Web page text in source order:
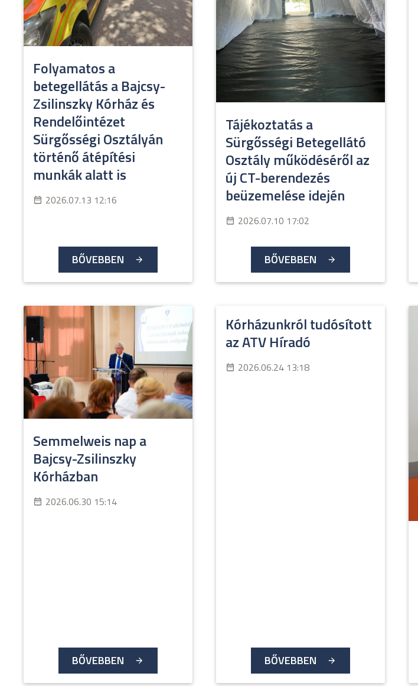
Folyamatos a
betegellátás a Bajcsy-
Zsilinszky Kórház és
Rendelőintézet
Sürgősségi Osztályán
történő átépítési
munkák alatt is
2026.07.13 12:16
BŐVEBBEN
Tájékoztatás a
Sürgősségi Betegellátó
Osztály működéséről az
új CT-berendezés
beüzemelése idején
2026.07.10 17:02
BŐVEBBEN
Semmelweis nap a
Bajcsy-Zsilinszky
Kórházban
2026.06.30 15:14
BŐVEBBEN
Kórházunkról tudósított
az ATV Híradó
2026.06.24 13:18
BŐVEBBEN